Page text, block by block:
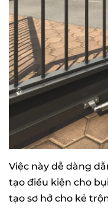
Việc này dễ dàng
tạo điều kiện cho
tạo sơ hở cho kẻ